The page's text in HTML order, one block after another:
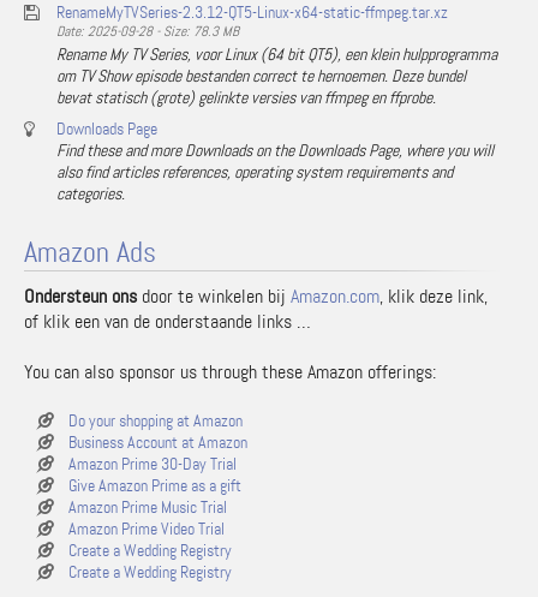
RenameMyTVSeries-2.3.12-QT5-Linux-x64-static-ffmpeg.tar.xz
Date: 2025-09-28 - Size: 78.3 MB
Rename My TV Series, voor Linux (64 bit QT5), een klein hulpprogramma
om TV Show episode bestanden correct te hernoemen. Deze bundel
bevat statisch (grote) gelinkte versies van ffmpeg en ffprobe.
Downloads Page
Find these and more Downloads on the Downloads Page, where you will
also find articles references, operating system requirements and
categories.
Amazon Ads
Ondersteun ons door te winkelen bij Amazon.com, klik deze link,
of klik een van de onderstaande links …
You can also sponsor us through these Amazon offerings:
Do your shopping at Amazon
Business Account at Amazon
Amazon Prime 30-Day Trial
Give Amazon Prime as a gift
Amazon Prime Music Trial
Amazon Prime Video Trial
Create a Wedding Registry
Create a Wedding Registry